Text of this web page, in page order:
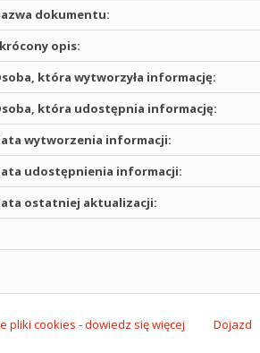
dokumentu:
opis:
która wytworzyła informację:
która udostępnia informację:
wytworzenia informacji:
udostępnienia informacji:
ostatniej aktualizacji:
pliki cookies - dowiedz się więcej Dojazd